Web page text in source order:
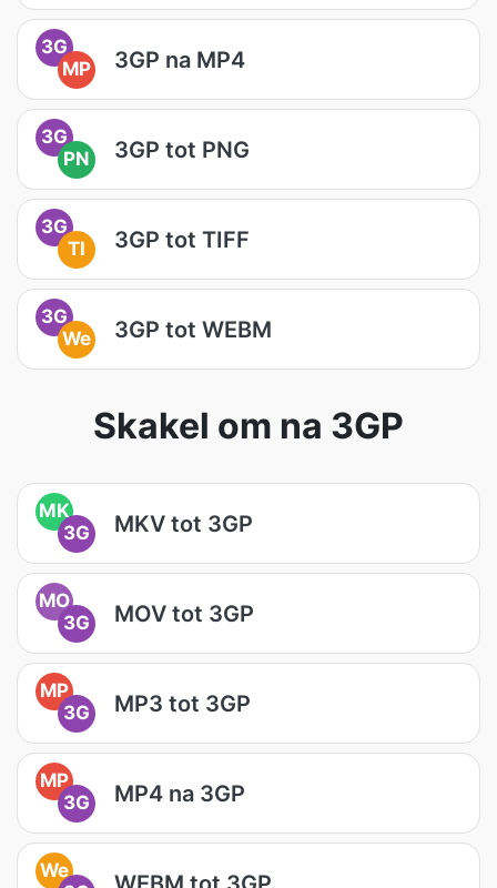
3G
MP
3GP na MP4
3G
PN
3GP tot PNG
3G
TI
3GP tot TIFF
3G
We
3GP tot WEBM
Skakel om na 3GP
MK
3G
MKV tot 3GP
MO
3G
MOV tot 3GP
MP
3G
MP3 tot 3GP
MP
3G
MP4 na 3GP
We